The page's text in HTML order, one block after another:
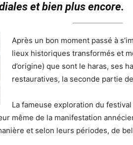
et bien plus encore.
Après un bon moment passé à
lieux historiques transformés et
d’origine) que sont le haras, ses
restauratives, la seconde partie
La fameuse exploration du
même de la manifestation
et selon leurs périodes, de